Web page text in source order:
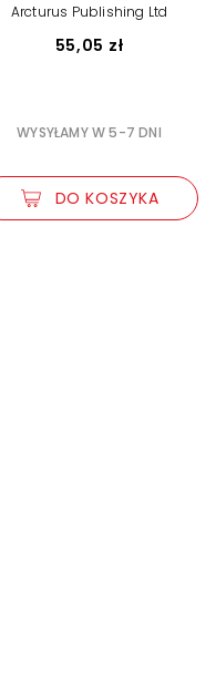
Arcturus Publishing Ltd
55,05 zł
WYSYŁAMY W 5-7 DNI
DO KOSZYKA